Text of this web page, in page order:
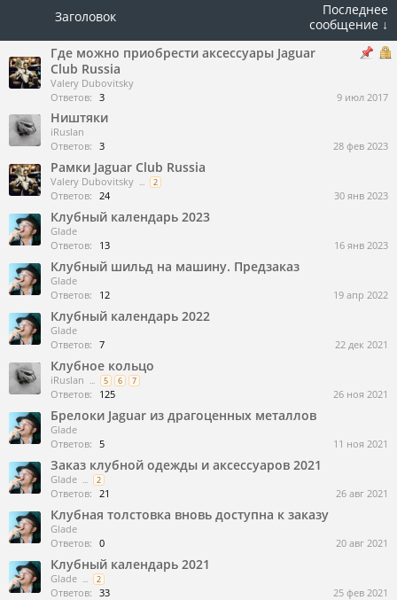
Заголовок
Последнее
сообщение ↓
Где можно приобрести аксессуары Jaguar
Club Russia
Valery Dubovitsky
Ответов: 3 9 июл 2017
Ништяки
iRuslan
Ответов: 3 28 фев 2023
Рамки Jaguar Club Russia
Valery Dubovitsky ... 2
Ответов: 24 30 янв 2023
Клубный календарь 2023
Glade
Ответов:
13 16 янв 2023
Клубный шильд на машину. Предзаказ
Glade
Ответов:
12 19 апр 2022
Клубный календарь 2022
Glade
Ответов: 7 22 дек 2021
Клубное кольцо
iRuslan ... 5 6 7
Ответов: 125 26 ноя 2021
Брелоки Jaguar из драгоценных металлов
Glade
Ответов: 5 11 ноя 2021
Заказ клубной одежды и аксессуаров 2021
Glade ... 2
Ответов: 21 26 авг 2021
Клубная толстовка вновь доступна к заказу
Glade
Ответов: 0 20 авг 2021
Клубный календарь 2021
Glade ... 2
Ответов: 33 25 фев 2021